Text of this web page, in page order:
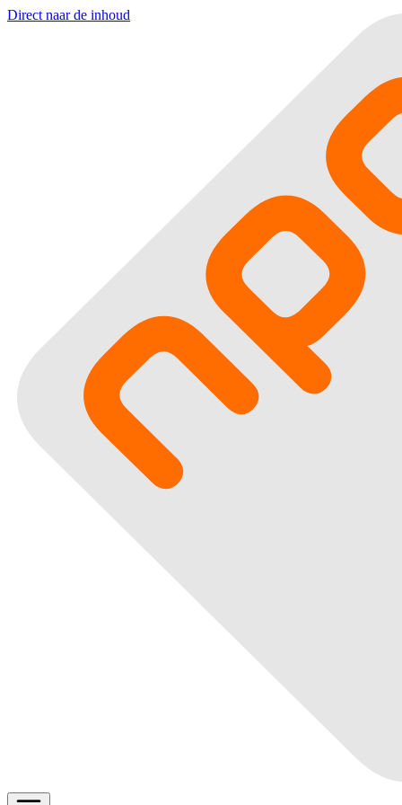
Direct naar de inhoud